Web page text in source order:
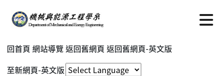
回首頁 網站導覽返回舊網頁 返回舊網頁-英文版
至新網頁-英文版